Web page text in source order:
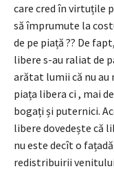
care cred în virtuțile
să împrumute la
de pe piață ?? De
libere s-au raliat de
arătat lumii că nu au
piața libera ci , mai
bogați și puternici.
libere dovedește că
nu este decît o
redistribuirii